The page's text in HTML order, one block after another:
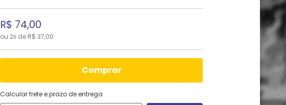
R$ 74,00
ou 2x de R$ 37,00
comprar
Calcular frete e prazo de entrega